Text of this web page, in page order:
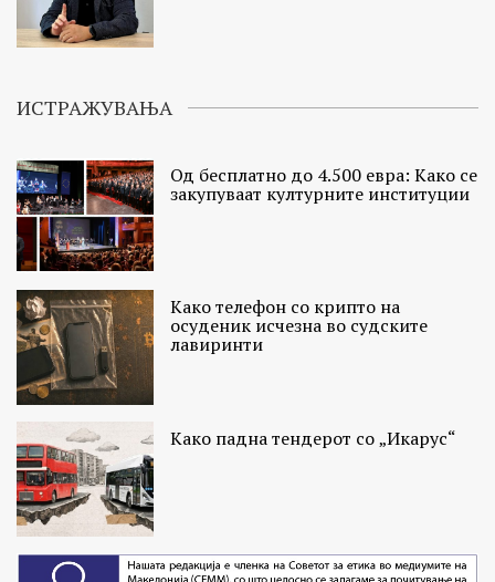
ИСТРАЖУВАЊА
Од бесплатно до 4.500 евра: Како се
закупуваат културните институции
Како телефон со крипто на
осуденик исчезна во судските
лавиринти
Како падна тендерот со „Икарус“